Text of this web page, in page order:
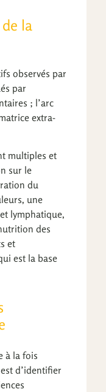
la
observés par
par
; l’arc
extra-
multiples et
sur le
du
une
lymphatique,
des
et
est la base
à la fois
d’identifier